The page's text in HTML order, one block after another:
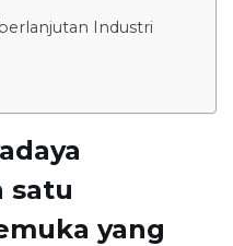
Industri
satu
yang